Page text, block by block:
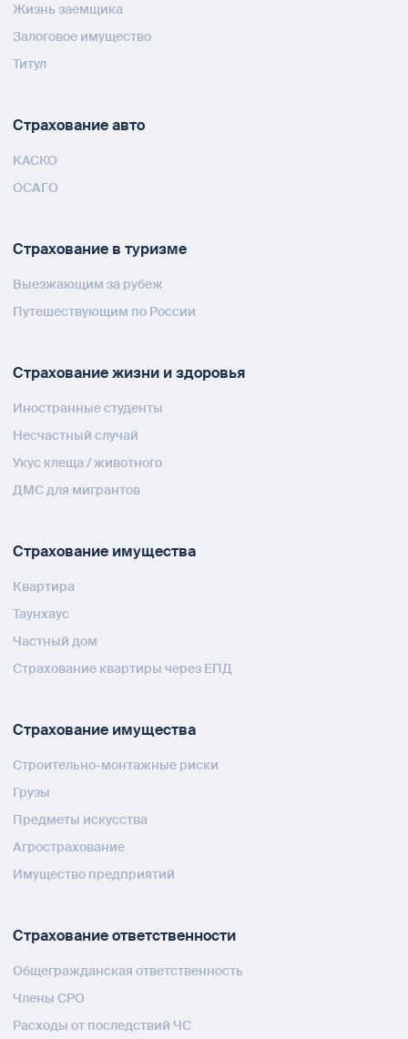
Жизнь заемщика
Залоговое имущество
Титул
Страхование авто
КАСКО
ОСАГО
Страхование в туризме
Выезжающим за рубеж
Путешествующим по России
Страхование жизни и здоровья
Иностранные студенты
Несчастный случай
Укус клеща / животного
ДМС для мигрантов
Страхование имущества
Квартира
Таунхаус
Частный дом
Страхование квартиры через ЕПД
Страхование имущества
Строительно-монтажные риски
Грузы
Предметы искусства
Агрострахование
Имущество предприятий
Страхование ответственности
Общегражданская ответственность
Члены СРО
Расходы от последствий ЧС